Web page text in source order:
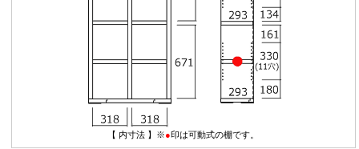
【 内寸法 】※●印は可動式の棚です。